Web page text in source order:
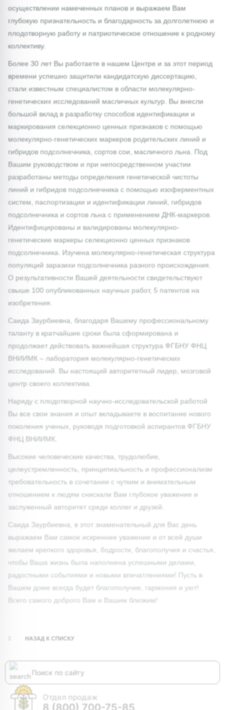
осуществлении намеченных планов и выражаем Вам
глубокую признательность и благодарность за долголетнюю и
плодотворную работу и патриотическое отношение к родному
коллективу.
Более 30 лет Вы работаете в нашем Центре и за этот период
времени успешно защитили кандидатскую диссертацию,
стали известным специалистом в области молекулярно-
генетических исследований масличных культур. Вы внесли
большой вклад в разработку способов идентификации и
маркирования селекционно ценных признаков с помощью
молекулярно-генетических маркеров родительских линий и
гибридов подсолнечника, сортов сои, масличного льна. Под
Вашим руководством и при непосредственном участии
разработаны методы определения генетической чистоты
линий и гибридов подсолнечника с помощью изоферментных
систем, паспортизации и идентификации линий, гибридов
подсолнечника и сортов льна с применением ДНК-маркеров.
Идентифицированы и валидированы молекулярно-
генетические маркеры селекционно ценных признаков
подсолнечника. Изучена молекулярно-генетическая структура
популяций заразихи подсолнечника разного происхождения.
О результативности Вашей деятельности свидетельствуют
свыше 100 опубликованных научных работ, 5 патентов на
изобретения.
Саида Заурбиевна, благодаря Вашему профессиональному
таланту в кратчайшие сроки была сформирована и
продолжает действовать важнейшая структура ФГБНУ ФНЦ
ВНИИМК – лаборатория молекулярно-генетических
исследований. Вы настоящий авторитетный лидер, мозговой
центр своего коллектива.
Наряду с плодотворной научно-исследовательской работой
Вы все свои знания и опыт вкладываете в воспитание нового
поколения ученых, руководя подготовкой аспирантов ФГБНУ
ФНЦ ВНИИМК.
Высокие человеческие качества, трудолюбие,
целеустремленность, принципиальность и профессионализм
требовательность в сочетании с чутким и внимательным
отношением к людям снискали Вам глубокое уважение и
заслуженный авторитет среди коллег и друзей.
Саида Заурбиевна, в этот знаменательный для Вас день
выражаем Вам самое искреннее уважение и от всей души
желаем крепкого здоровья, бодрости, благополучия и счастья,
чтобы Ваша жизнь была наполнена успешными делами,
радостными событиями и новыми впечатлениями! Пусть в
Вашем доме всегда будет благополучие, гармония и уют!
Всего самого доброго Вам и Вашим близким!
НАЗАД К СПИСКУ
Отдел продаж
8 (800) 700-75-85